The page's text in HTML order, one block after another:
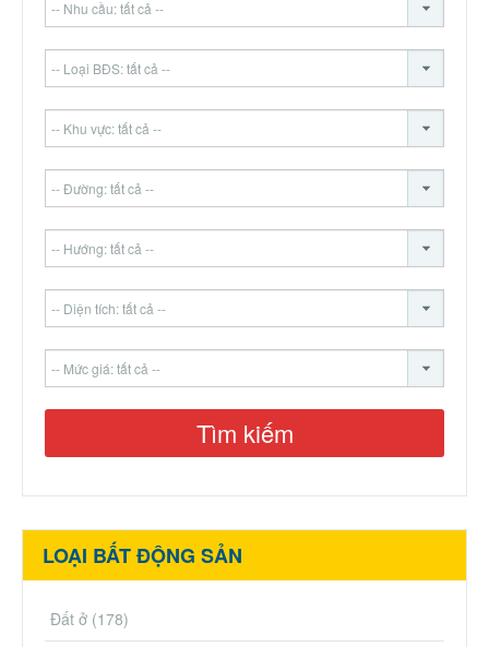
LOẠI BẤT ĐỘNG SẢN
Đất ở (178)